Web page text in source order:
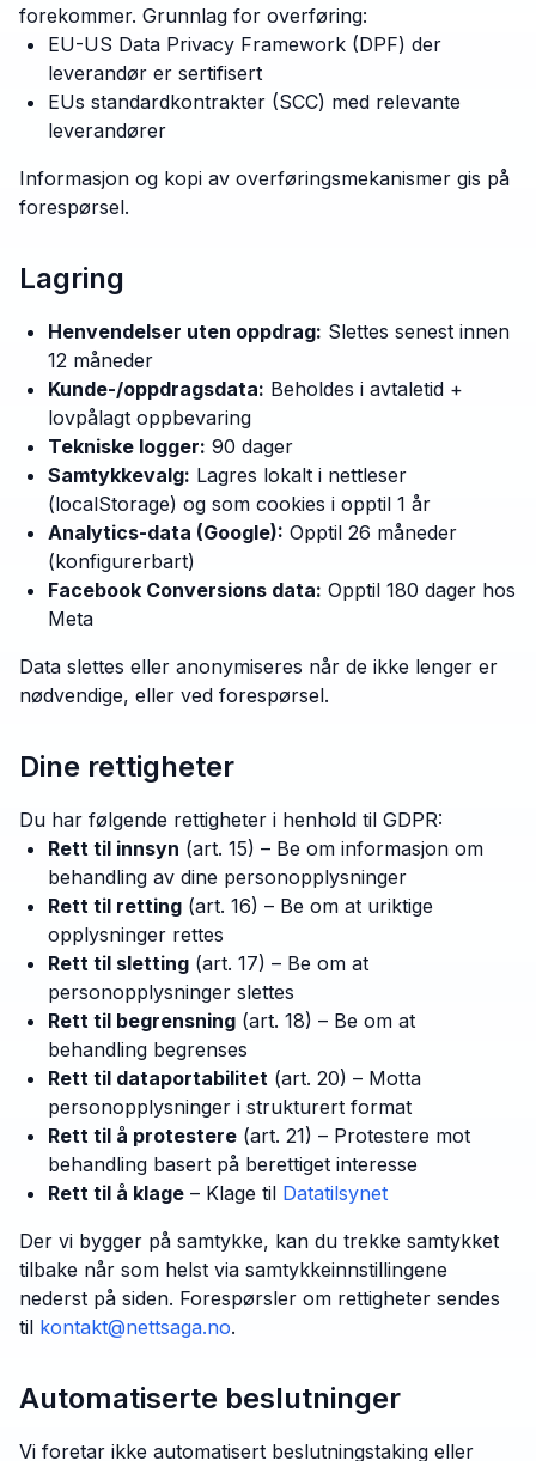
forekommer. Grunnlag for overføring:
EU-US Data Privacy Framework (DPF) der
leverandør er sertifisert
EUs standardkontrakter (SCC) med relevante
leverandører
Informasjon og kopi av overføringsmekanismer gis på
forespørsel.
Lagring
Henvendelser uten oppdrag: Slettes senest innen
12 måneder
Kunde-/oppdragsdata: Beholdes i avtaletid +
lovpålagt oppbevaring
Tekniske logger: 90 dager
Samtykkevalg: Lagres lokalt i nettleser
(localStorage) og som cookies i opptil 1 år
Analytics-data (Google): Opptil 26 måneder
(konfigurerbart)
Facebook Conversions data: Opptil 180 dager hos
Meta
Data slettes eller anonymiseres når de ikke lenger er
nødvendige, eller ved forespørsel.
Dine rettigheter
Du har følgende rettigheter i henhold til GDPR:
Rett til innsyn (art. 15) – Be om informasjon om
behandling av dine personopplysninger
Rett til retting (art. 16) – Be om at uriktige
opplysninger rettes
Rett til sletting (art. 17) – Be om at
personopplysninger slettes
Rett til begrensning (art. 18) – Be om at
behandling begrenses
Rett til dataportabilitet (art. 20) – Motta
personopplysninger i strukturert format
Rett til å protestere (art. 21) – Protestere mot
behandling basert på berettiget interesse
Rett til å klage – Klage til Datatilsynet
Der vi bygger på samtykke, kan du trekke samtykket
tilbake når som helst via samtykkeinnstillingene
nederst på siden. Forespørsler om rettigheter sendes
til kontakt@nettsaga.no.
Automatiserte beslutninger
Vi foretar ikke automatisert beslutningstaking eller